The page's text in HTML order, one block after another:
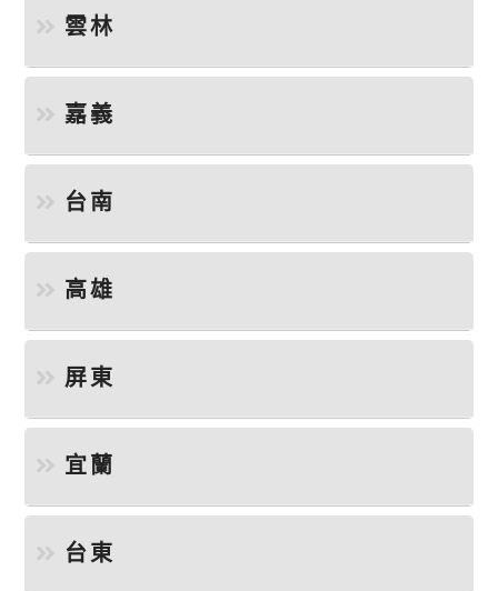
雲林
嘉義
台南
高雄
屏東
宜蘭
台東